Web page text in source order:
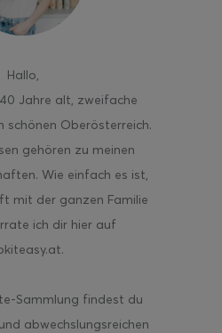
Hallo,
Jahre alt, zweifache
schönen Oberösterreich.
gehören zu meinen
Wie einfach es ist,
mit der ganzen Familie
ich dir hier auf
Sammlung findest du
abwechslungsreichen